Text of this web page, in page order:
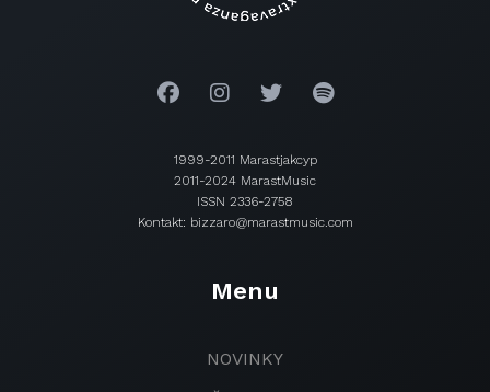
1999-2011 Marastjakcyp
2011-2024 MarastMusic
ISSN 2336-2758
Kontakt: bizzaro@marastmusic.com
Menu
NOVINKY